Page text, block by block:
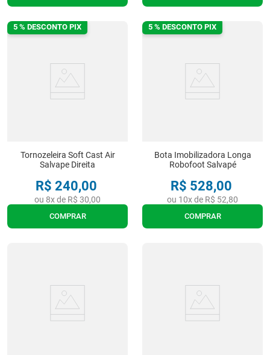
5 % DESCONTO PIX
Tornozeleira Soft Cast Air
Salvape Direita
R$ 240,00
ou 8x de R$ 30,00
COMPRAR
5 % DESCONTO PIX
Bota Imobilizadora Longa
Robofoot Salvapé
R$ 528,00
ou 10x de R$ 52,80
COMPRAR